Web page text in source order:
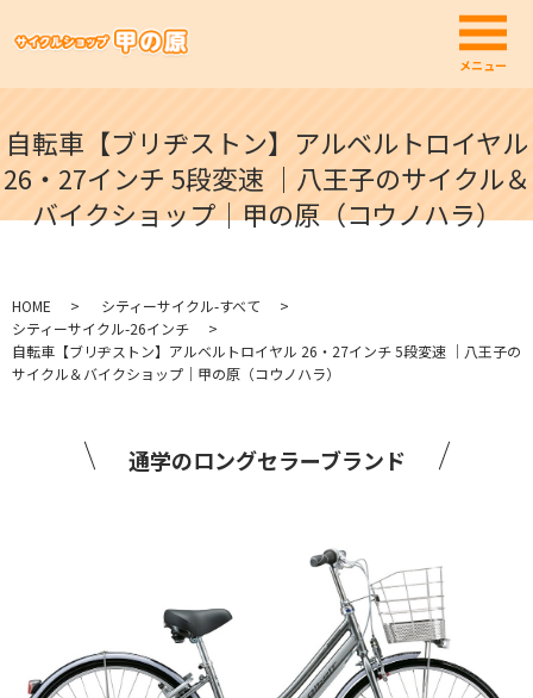
メ
メニュー
自転車【ブリヂストン】アルベルトロイヤル
26・27インチ 5段変速 ｜八王子のサイクル＆
バイクショップ｜甲の原（コウノハラ）
HOME
シティーサイクル-すべて
シティーサイクル-26インチ
自転車【ブリヂストン】アルベルトロイヤル 26・27インチ 5段変速 ｜八王子の
サイクル＆バイクショップ｜甲の原（コウノハラ）
通学のロングセラーブランド